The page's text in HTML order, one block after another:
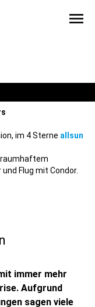
menu
im 4 Sterne allsun
Flug mit Condor.
immer mehr
Aufgrund
sagen viele